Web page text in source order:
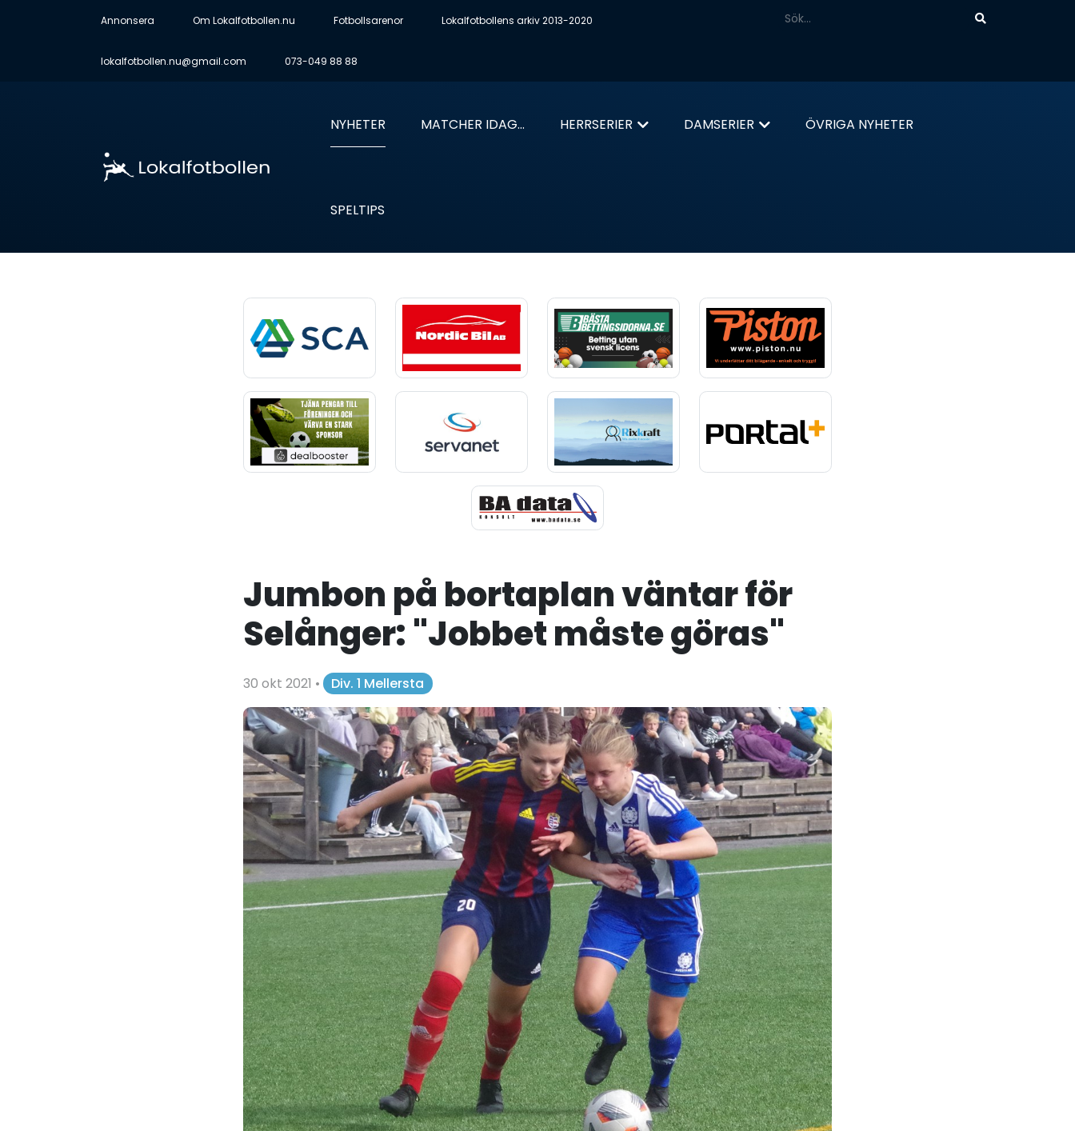
Annonsera Om Lokalfotbollen.nu Fotbollsarenor Lokalfotbollens arkiv 2013-2020
lokalfotbollen.nu@gmail.com 073-049 88 88
NYHETER MATCHER IDAG... HERRSERIER DAMSERIER ÖVRIGA NYHETER
SPELTIPS
Jumbon på bortaplan väntar för
Selånger: "Jobbet måste göras"
30 okt 2021 • Div. 1 Mellersta